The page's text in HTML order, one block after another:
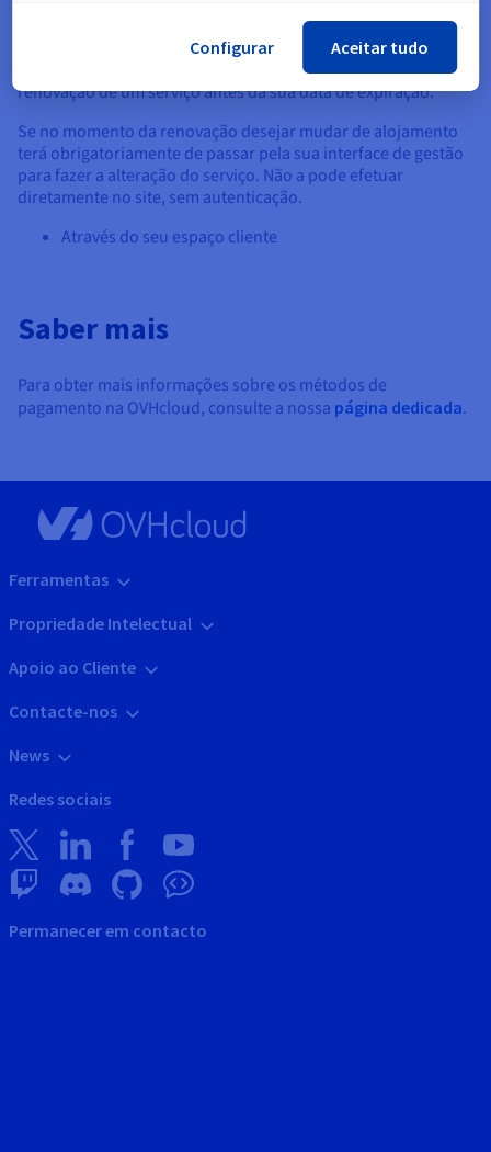
Tenha em consideração o facto de que deve usar um método
tempo de processamentopermita a
renovação de um serviço antes da sua data de expiração.
Se no momento da renovação desejar mudar de alojamento
terá obrigatoriamente de passar pela sua interface de gestão
para fazer a alteração do serviço. Não a pode efetuar
diretamente no site, sem autenticação.
Através do seu espaço cliente
Saber mais
Para obter mais informações sobre os métodos de
pagamento na OVHcloud, consulte a nossa página dedicada.
Ferramentas
Propriedade Intelectual
Apoio ao Cliente
Contacte-nos
News
Redes sociais
Permanecer em contacto
Configurar Aceitar tudo